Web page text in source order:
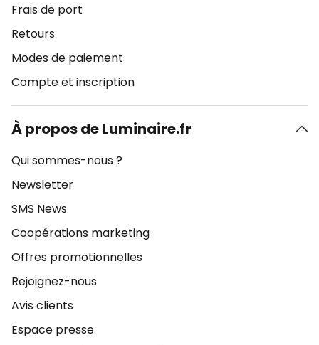
Frais de port
Retours
Modes de paiement
Compte et inscription
À propos de Luminaire.fr
Qui sommes-nous ?
Newsletter
SMS News
Coopérations marketing
Offres promotionnelles
Rejoignez-nous
Avis clients
Espace presse